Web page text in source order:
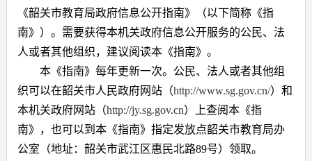
《韶关市教育局政府信息公开指南》（以下简称《指
南》）。需要获得本机关政府信息公开服务的公民、法
人或者其他组织，建议阅读本《指南》。
本《指南》每年更新一次。公民、法人或者其他组
织可以在韶关市人民政府网站（http://www.sg.gov.cn/）和
本机关政府网站（http://jy.sg.gov.cn）上查阅本《指
南》，也可以到本《指南》指定发放点韶关市教育局办
公室（地址：韶关市武江区惠民北路89号）领取。